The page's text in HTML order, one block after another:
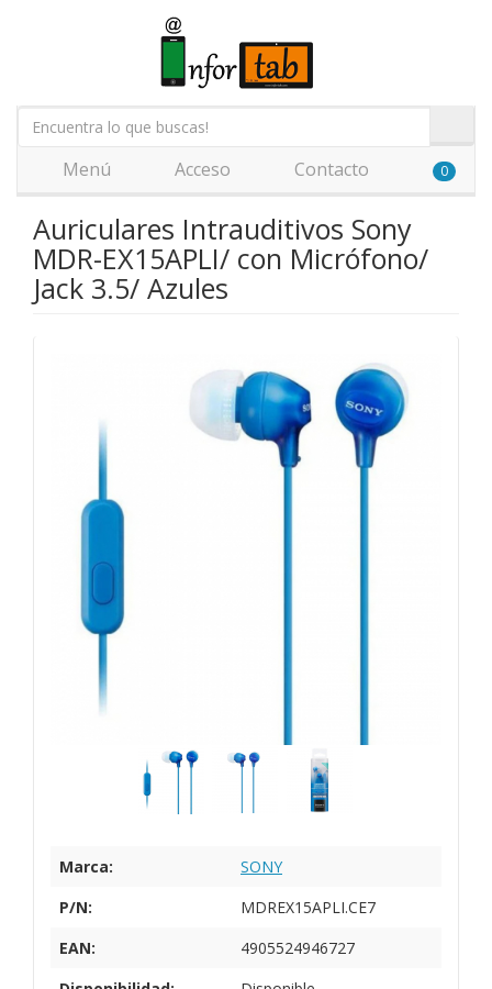
Menú Acceso Contacto 0
Auriculares Intrauditivos Sony
MDR-EX15APLI/ con Micrófono/
Jack 3.5/ Azules
Marca:
SONY
P/N:
MDREX15APLI.CE7
EAN:
4905524946727